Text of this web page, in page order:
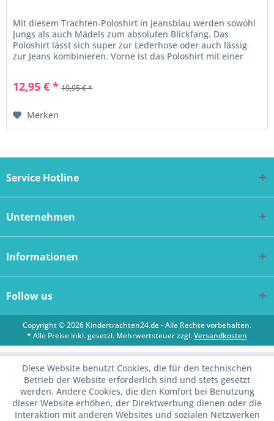
Mit diesem Trachten-Poloshirt in jeansblau werden sowohl
Jungs als auch Mädels zum absoluten Blickfang. Das
Poloshirt lässt sich super zur Lederhose oder auch lässig
zur Jeans kombinieren. Vorne ist das Poloshirt mit einer
12,95 € * 19,95 € *
Merken
Service Hotline
Unternehmen
Informationen
Follow us
Copyright © 2026 Kindertrachten24.de - Alle Rechte vorbehalten.
* Alle Preise inkl. gesetzl. Mehrwertsteuer zzgl.Versandkosten
Diese Website benutzt Cookies, die für den technischen
Betrieb der Website erforderlich sind und stets gesetzt
werden. Andere Cookies, die den Komfort bei Benutzung
dieser Website erhöhen, der Direktwerbung dienen oder die
Interaktion mit anderen Websites und sozialen Netzwerken